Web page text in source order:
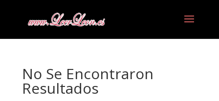
No Se Encontraron
Resultados